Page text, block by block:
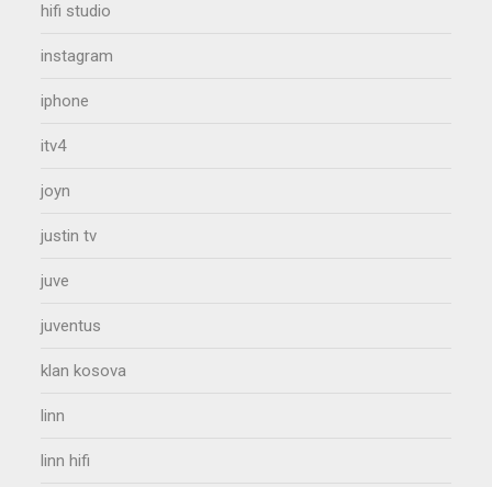
hifi studio
instagram
iphone
itv4
joyn
justin tv
juve
juventus
klan kosova
linn
linn hifi